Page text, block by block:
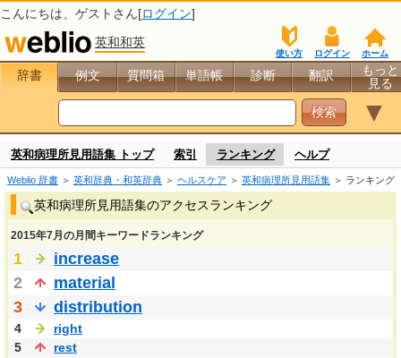
こんにちは、 ゲスト さん[ログイン]
英和和英
ホーム
ログイン
使い方
辞書 例文 質問箱 単語帳 診断 翻訳
もっと
見る
▼
英和病理所見用語集 トップ 索引 ランキング ヘルプ
Weblio 辞書 ＞ 英和辞典・和英辞典 ＞ ヘルスケア ＞ 英和病理所見用語集 ＞ ランキング
英和病理所見用語集のアクセスランキング
2015年7月の月間キーワードランキング
1
increase
2
material
3
distribution
4
right
5
rest